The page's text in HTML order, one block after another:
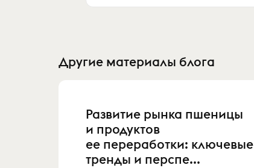
Другие материалы блога
Развитие рынка пшеницы
и продуктов
ее переработки: ключевые
тренды и перспе...